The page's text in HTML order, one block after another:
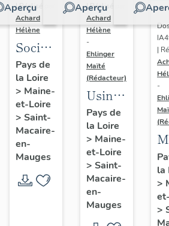
Aperçu
| Réalisé par
Achard
Hélène
Société
Anonyme
de
Chaussures
Pays de
la Loire
> Maine-
et-Loire
> Saint-
Macaire-
en-
Mauges
Aperçu
| Réalisé par
Achard
Hélène
-
Ehlinger
Maïté
(Rédacteur)
Usine
de
chaussures
Repussard-
Chupin,
22 rue
d'Anjou
Pays de
la Loire
> Maine-
et-Loire
> Saint-
Macaire-
en-
Mauges
|
-
la
>
>